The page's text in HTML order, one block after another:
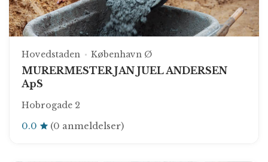
Hovedstaden København Ø
MURERMESTER JAN JUEL ANDERSEN
ApS
Hobrogade 2
0.0 (0 anmeldelser)